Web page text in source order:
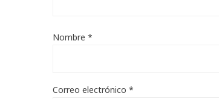
Nombre *
Correo electrónico *